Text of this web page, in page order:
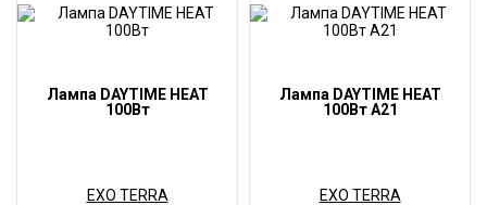
Лампа DAYTIME HEAT
100Вт
EXO TERRA
Лампа DAYTIME HEAT
100Вт А21
EXO TERRA